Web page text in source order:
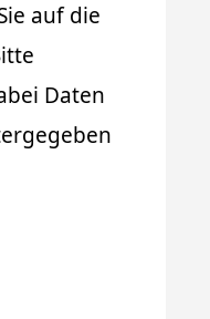
auf die
Daten